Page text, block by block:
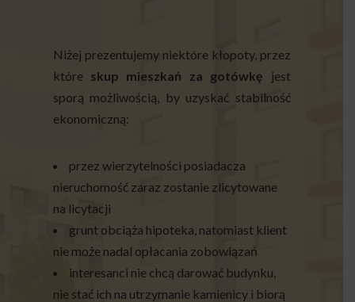
Niżej prezentujemy niektóre kłopoty, przez
które skup mieszkań za gotówkę jest
sporą możliwością, by uzyskać stabilność
ekonomiczną:
przez wierzytelności posiadacza
nieruchomość zaraz zostanie zlicytowane
na licytacji
grunt obciąża hipoteka, natomiast klient
nie może nadal opłacania zobowiązań
interesanci nie chcą darować budynku,
nie stać ich na utrzymanie kamienicy i biorą